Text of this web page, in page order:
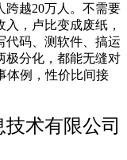
跨越20万人。不需要
，卢比变成废纸，
代码、测软件、搞运
极分化，都能无缝对
体例，性价比间接
术有限公司